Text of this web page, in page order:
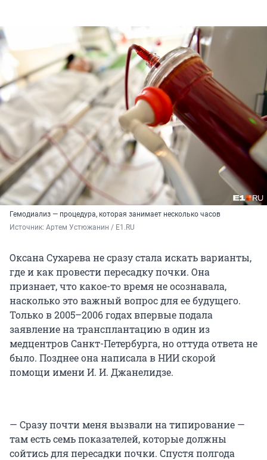
Гемодиализ — процедура, которая занимает несколько часов
Источник: Артем Устюжанин / E1.RU
Оксана Сухарева не сразу стала искать варианты,
где и как провести пересадку почки. Она
признает, что какое-то время не осознавала,
насколько это важный вопрос для ее будущего.
Только в 2005–2006 годах впервые подала
заявление на трансплантацию в один из
медцентров Санкт-Петербурга, но оттуда ответа не
было. Позднее она написала в НИИ скорой
помощи имени И. И. Джанелидзе.
— Сразу почти меня вызвали на типирование —
там есть семь показателей, которые должны
сойтись для пересадки почки. Спустя полгода